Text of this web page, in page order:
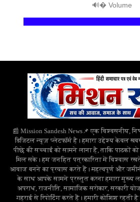
🔊 Volume
📰 Mission Sandesh News📌 एक विश्वसनीय,
डिजिटल न्यूज़ प्लेटफॉर्म है। हमारा उद्देश्य केवल
पीछे की सच्चाई को सामने लाना है, ताकि पाठकों
मिल सके। हम जनहित पत्रकारिता में विश्वास
आवाज बनने का प्रयास करते हैं। महत्वपूर्ण और
के साथ आपके सामने प्रस्तुत करना हमारा मुख्य
अपराध, राजनीति, सामाजिक सरोकार, सरकारी
गहराई से रिपोर्टिंग करते हैं। हमारी कोशिश